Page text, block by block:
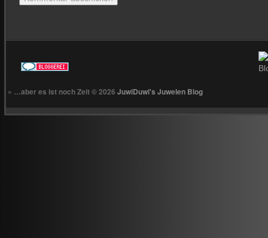
» …aber es ist noch Zeit © 2026 JuwiDuwi's Juwelen Blog